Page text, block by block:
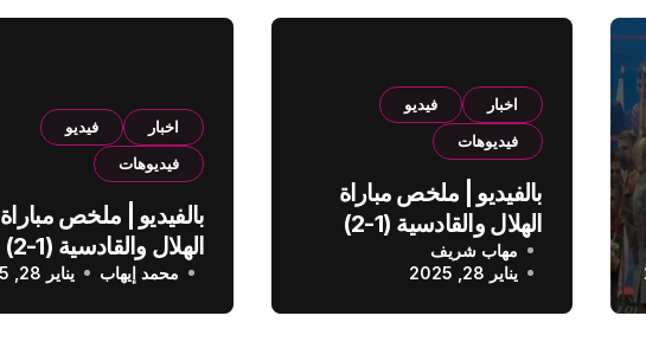
اخبار
فيديو
فيديوهات
بالفيديو | ملخص مباراة
الهلال والقادسية (1-2)
الدوري السعودي
مهاب شريف
يناير 28, 2025
اخبار
فيديو
فيديوهات
بالفيديو | ملخص مباراة
الهلال والقادسية (1-2)
الدوري السعودي
محمد إيهاب يناير 28, 2025